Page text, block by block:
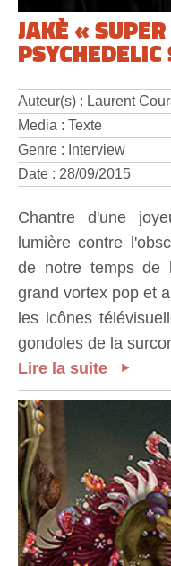
JAKÈ «
Auteur(s) : Laurent
Media : Texte
Genre : Interview
Date : 28/09/2015
Chantre d'une
lumière contre
de notre temps de
grand vortex pop et
les icônes
gondoles de la
Lire la suite